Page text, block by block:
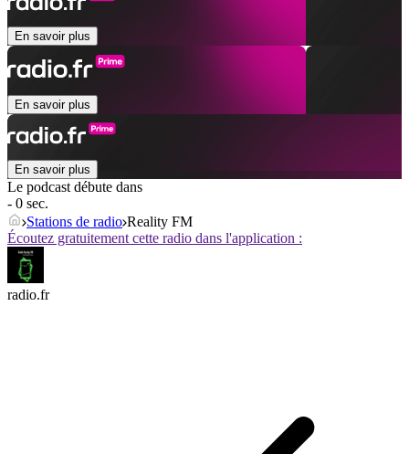
En savoir plus
En savoir plus
En savoir plus
Le podcast débute dans
- 0 sec.
Stations de radio Reality FM
Écoutez gratuitement cette radio dans l'application :
radio.fr